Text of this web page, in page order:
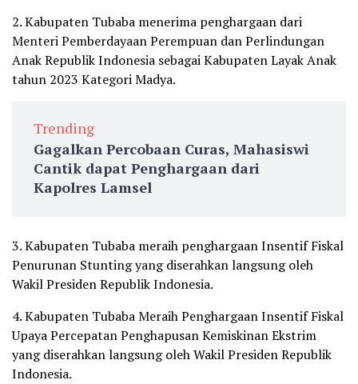
2. Kabupaten Tubaba menerima penghargaan dari
Menteri Pemberdayaan Perempuan dan Perlindungan
Anak Republik Indonesia sebagai Kabupaten Layak Anak
tahun 2023 Kategori Madya.
Trending
Gagalkan Percobaan Curas, Mahasiswi
Cantik dapat Penghargaan dari
Kapolres Lamsel
3. Kabupaten Tubaba meraih penghargaan Insentif Fiskal
Penurunan Stunting yang diserahkan langsung oleh
Wakil Presiden Republik Indonesia.
4. Kabupaten Tubaba Meraih Penghargaan Insentif Fiskal
Upaya Percepatan Penghapusan Kemiskinan Ekstrim
yang diserahkan langsung oleh Wakil Presiden Republik
Indonesia.